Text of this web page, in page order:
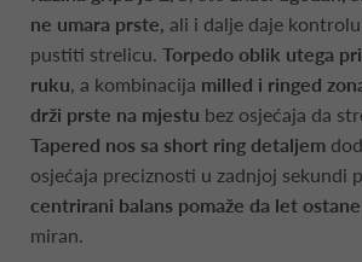
ne umara prste, ali i dalje daje
pustiti strelicu. Torpedo oblik utega
ruku, a kombinacija milled i ringed
drži prste na mjestu bez osjećaja da
Tapered nos sa short ring detaljem
osjećaja preciznosti u zadnjoj sekundi
centrirani balans pomaže da let
miran.